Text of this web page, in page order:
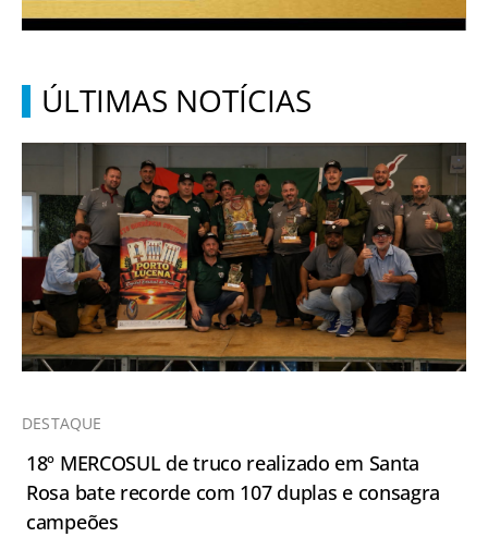
ÚLTIMAS NOTÍCIAS
DESTAQUE
18º MERCOSUL de truco realizado em Santa
Rosa bate recorde com 107 duplas e consagra
campeões